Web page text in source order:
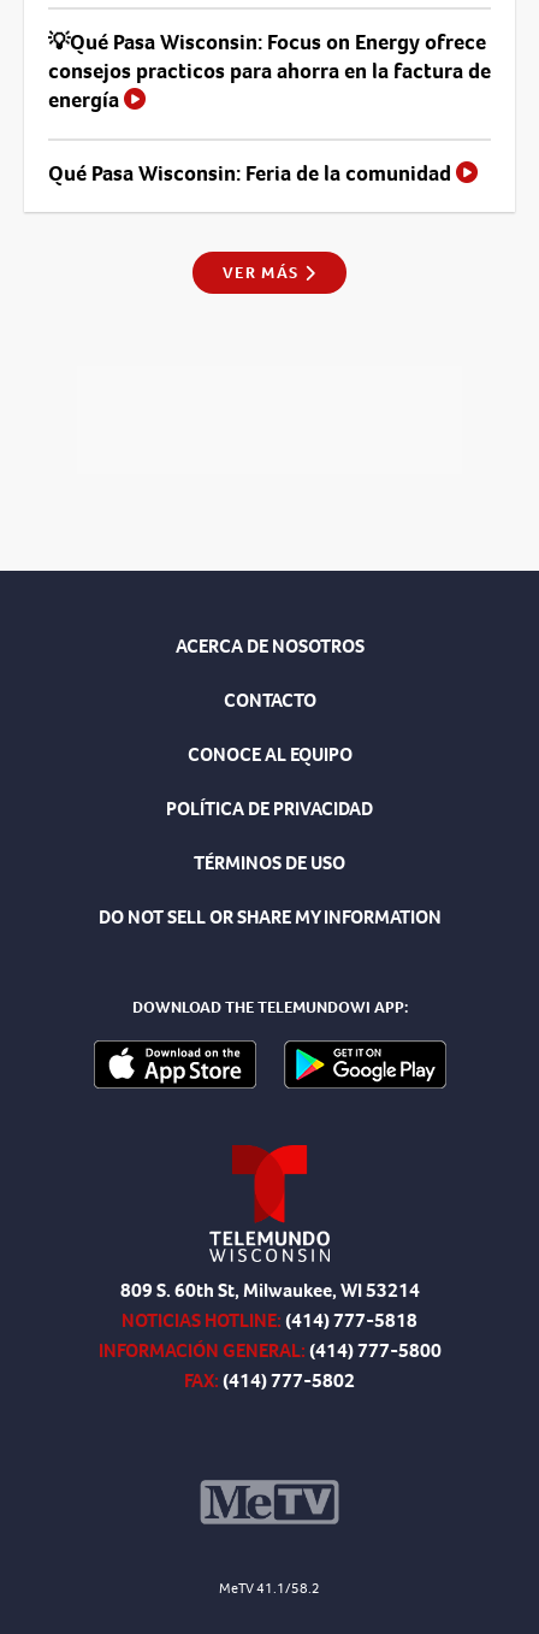
💡Qué Pasa Wisconsin: Focus on Energy ofrece
consejos practicos para ahorra en la factura de
energía
Qué Pasa Wisconsin: Feria de la comunidad
VER MÁS
ACERCA DE NOSOTROS
CONTACTO
CONOCE AL EQUIPO
POLÍTICA DE PRIVACIDAD
TÉRMINOS DE USO
DO NOT SELL OR SHARE MY INFORMATION
DOWNLOAD THE TELEMUNDOWI APP:
809 S. 60th St, Milwaukee, WI 53214
NOTICIAS HOTLINE:(414) 777-5818
INFORMACIÓN GENERAL:(414) 777-5800
FAX:(414) 777-5802
MeTV 41.1/58.2